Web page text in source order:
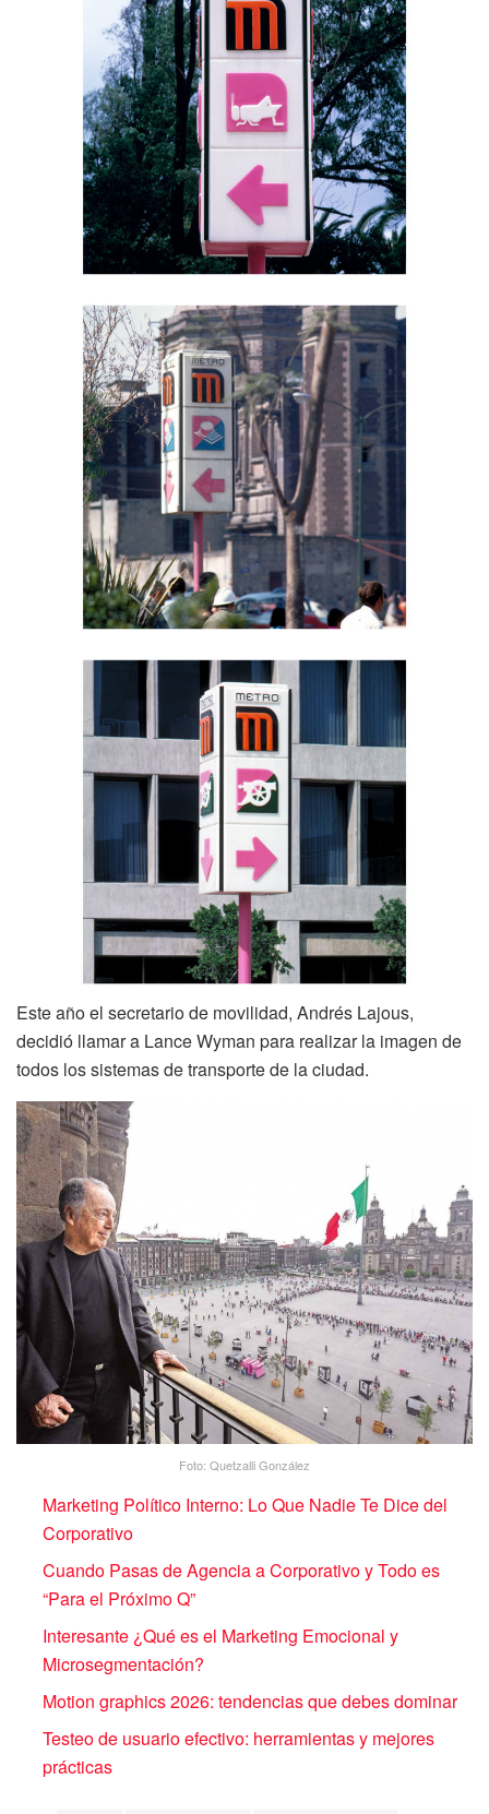
Este año el secretario de movilidad, Andrés Lajous,
decidió llamar a Lance Wyman para realizar la imagen de
todos los sistemas de transporte de la ciudad.
Foto: Quetzalli González
Marketing Político Interno: Lo Que Nadie Te Dice del
Corporativo
Cuando Pasas de Agencia a Corporativo y Todo es
“Para el Próximo Q”
Interesante ¿Qué es el Marketing Emocional y
Microsegmentación?
Motion graphics 2026: tendencias que debes dominar
Testeo de usuario efectivo: herramientas y mejores
prácticas